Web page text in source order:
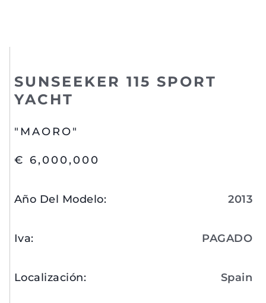
SUNSEEKER 115 SPORT
YACHT
"MAORO"
€ 6,000,000
Año Del Modelo: 2013
Iva: PAGADO
Localización: Spain